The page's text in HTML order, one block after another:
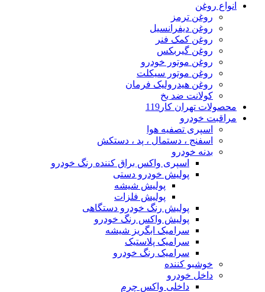
انواع روغن
روغن ترمز
روغن دیفرانسیل
روغن کمک فنر
روغن گیربکس
روغن موتور خودرو
روغن موتور سیکلت
روغن هیدرولیک فرمان
کولانت ضد یخ
محصولات تهران کار119
مراقبت خودرو
اسپری تصفیه هوا
اسفنج ، دستمال ، پد ، دستکش
بدنه خودرو
اسپری واکس براق کننده رنگ خودرو
پولیش خودرو دستی
پولیش شیشه
پولیش فلزات
پولیش رنگ خودرو دستگاهی
پولیش واکس رنگ خودرو
سرامیک ابگریز شیشه
سرامیک پلاستیک
سرامیک رنگ خودرو
خوشبو کننده
داخل خودرو
داخلی واکس چرم